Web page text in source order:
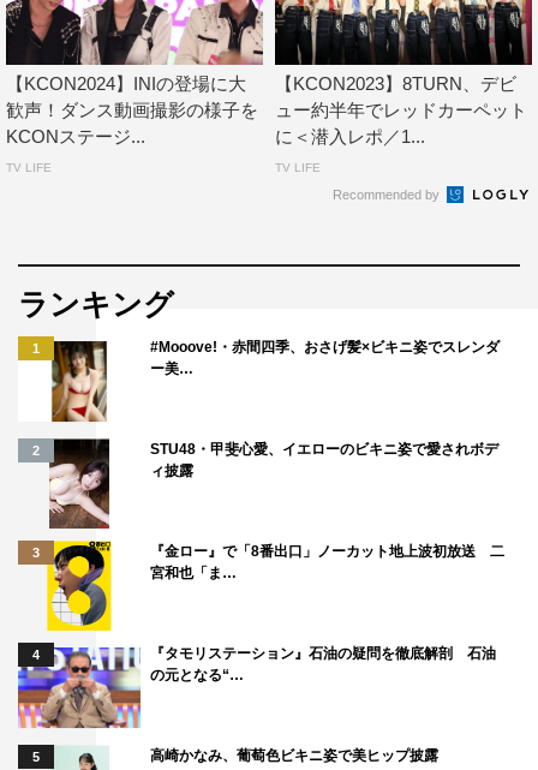
【KCON2024】INIの登場に大
歓声！ダンス動画撮影の様子を
KCONステージ...
TV LIFE
【KCON2023】8TURN、デビ
ュー約半年でレッドカーペット
に＜潜入レポ／1...
TV LIFE
Recommended by
ランキング
1
#Mooove!・赤間四季、おさげ髪×ビキニ姿でスレンダ
ー美…
2
STU48・甲斐心愛、イエローのビキニ姿で愛されボデ
ィ披露
3
『金ロー』で「8番出口」ノーカット地上波初放送 二
宮和也「ま…
4
『タモリステーション』石油の疑問を徹底解剖 石油
の元となる“…
5 高崎かなみ、葡萄色ビキニ姿で美ヒップ披露